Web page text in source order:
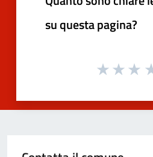
su questa pagina?